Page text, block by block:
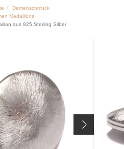
Damenschmuck
Medaillons
aus 925 Sterling Silber